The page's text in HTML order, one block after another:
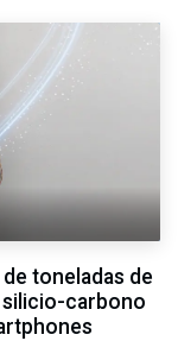
toneladas de
carbono